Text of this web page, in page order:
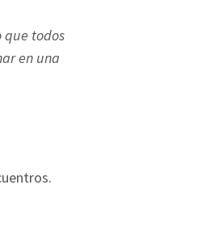
que todos
en una